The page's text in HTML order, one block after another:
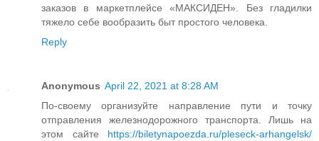
заказов в маркетплейсе «МАКСИДЕН». Без гладилки
тяжело себе вообразить быт простого человека.
Reply
Anonymous April 22, 2021 at 8:28 AM
По-своему организуйте направление пути и точку
отправления железнодорожного транспорта. Лишь на
этом сайте https://biletynapoezda.ru/pleseck-arhangelsk/